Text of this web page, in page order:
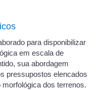
para disponibilizar
em escala de
sua abordagem
pressupostos elencados
dos terrenos.